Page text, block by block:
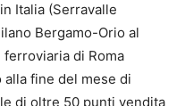
Italia (Serravalle
Bergamo-Orio al
ferroviaria di Roma
alla fine del mese di
di oltre 50 punti vendita